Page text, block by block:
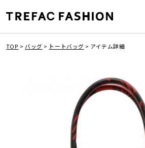
TOP >バッグ > トートバッグ > アイテム詳細